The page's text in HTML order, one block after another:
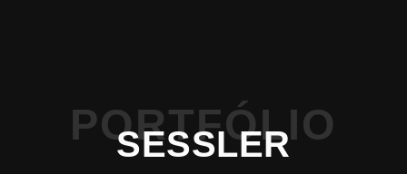
PORTFÓLIO
SESSLER